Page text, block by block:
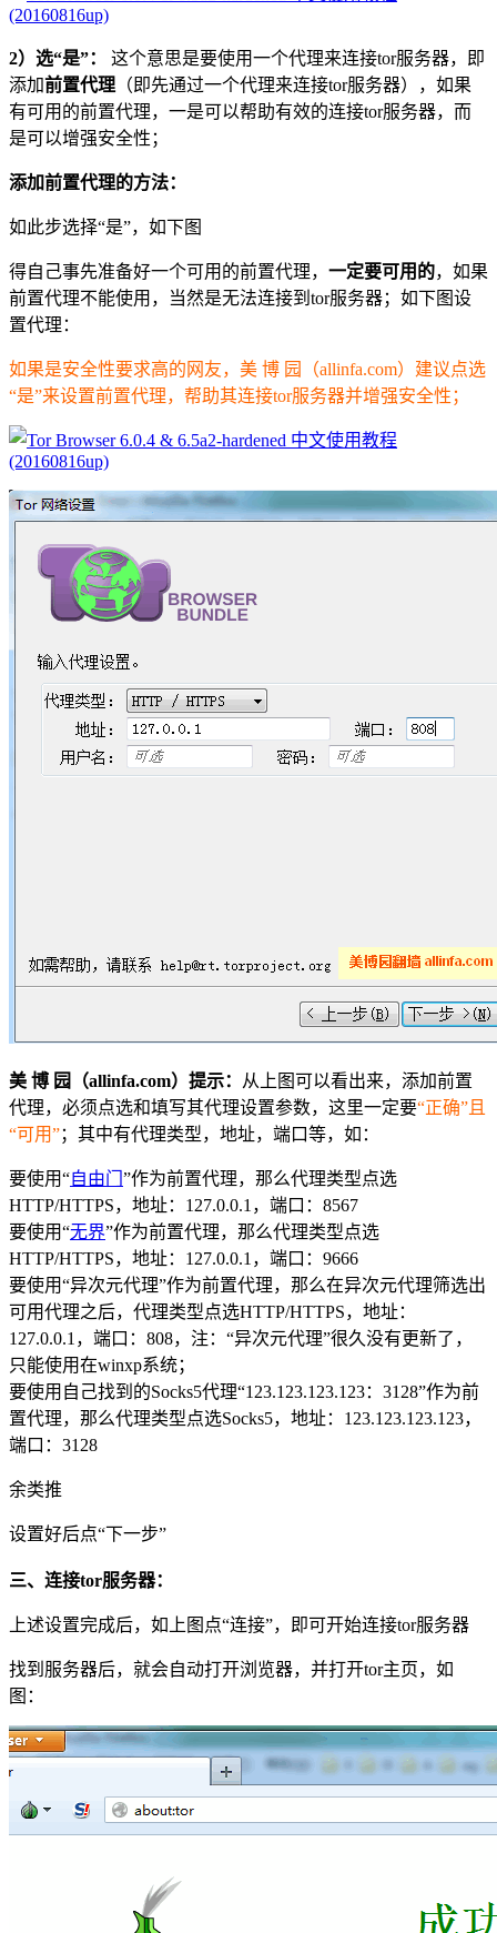
2）选“是”：
这个意思是要使用一个代理来连接tor服务器，即
添加前置代理 （即先通过一个代理来连接tor服务器），如果
有可用的前置代理，一是可以帮助有效的连接tor服务器，而
是可以增强安全性；
添加前置代理的方法：
如此步选择“是”，如下图
得自己事先准备好一个可用的前置代理， 一定要可用的，如果
前置代理不能使用，当然是无法连接到tor服务器；如下图设
置代理：
如果是安全性要求高的网友，美 博 园（allinfa.com）建议点选
“是”来设置前置代理，帮助其连接tor服务器并增强安全性；
美 博 园（allinfa.com）提示：
从上图可以看出来，添加前置
代理，必须点选和填写其代理设置参数，这里一定要“正确”且
“可用”；其中有代理类型，地址，端口等，如：
要使用“自由门 ”作为前置代理，那么代理类型点选
HTTP/HTTPS，地址：127.0.0.1，端口：8567
要使用“无界”作为前置代理，那么代理类型点选
HTTP/HTTPS，地址：127.0.0.1，端口：9666
要使用“异次元代理”作为前置代理，那么在异次元代理筛选出
可用代理之后，代理类型点选HTTP/HTTPS，地址：
127.0.0.1，端口：808，注：“异次元代理”很久没有更新了，
只能使用在winxp系统；
要使用自己找到的Socks5代理“123.123.123.123：3128”作为前
置代理，那么代理类型点选Socks5，地址：123.123.123.123，
端口：3128
余类推
设置好后点“下一步”
三、连接tor服务器：
上述设置完成后，如上图点“连接”，即可开始连接tor服务器
找到服务器后，就会自动打开浏览器，并打开tor主页，如
图：